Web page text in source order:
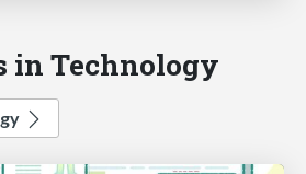
in Technology